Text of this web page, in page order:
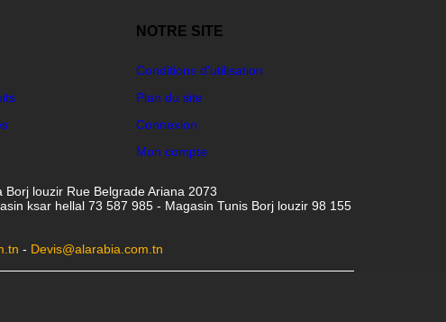
NOTRE SITE
Conditions d'utilisation
Plan du site
Connexion
Mon compte
louzir Rue Belgrade Ariana 2073
ksar hellal 73 587 985 - Magasin Tunis Borj louzir 98 155
- Devis@alarabia.com.tn